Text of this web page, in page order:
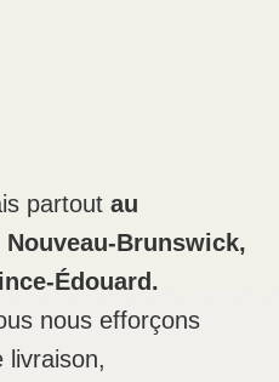
partout au
Brunswick,
Édouard.
nous efforçons
livraison,